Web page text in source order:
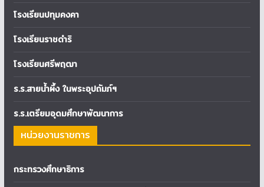
โรงเรียนปทุมคงคา
โรงเรียนราชดำริ
โรงเรียนศรีพฤฒา
ร.ร.สายน้ำผึ้ง ในพระอุปถัมภ์ฯ
ร.ร.เตรียมอุดมศึกษาพัฒนาการ
หน่วยงานราชการ
กระทรวงศึกษาธิการ